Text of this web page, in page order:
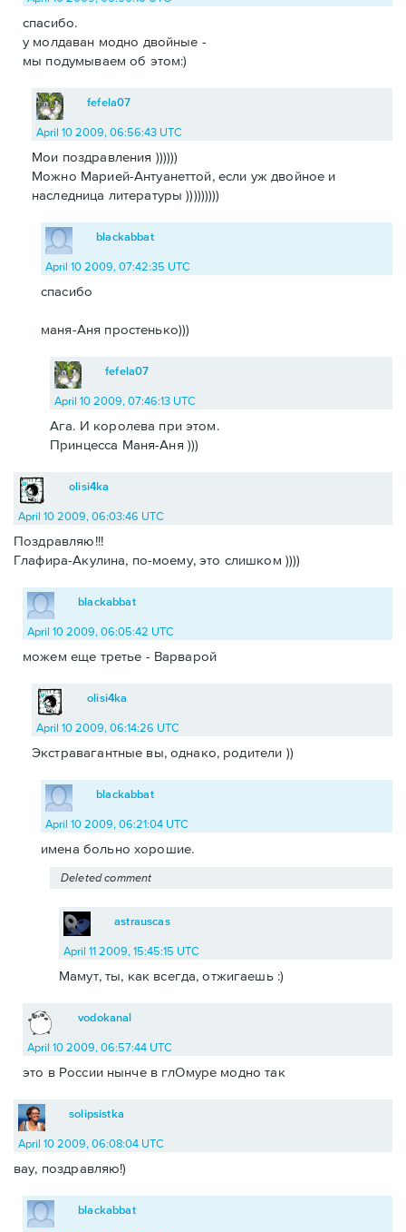
спасибо.
у молдаван модно двойные -
мы подумываем об этом:)
fefela07
April 10 2009, 06:56:43 UTC
Мои поздравления ))))))
Можно Марией-Антуанеттой, если уж двойное и
наследница литературы )))))))))
blackabbat
April 10 2009, 07:42:35 UTC
спасибо
маня-Аня простенько)))
fefela07
April 10 2009, 07:46:13 UTC
Ага. И королева при этом.
Принцесса Маня-Аня )))
olisi4ka
April 10 2009, 06:03:46 UTC
Поздравляю!!!
Глафира-Акулина, по-моему, это слишком ))))
blackabbat
April 10 2009, 06:05:42 UTC
можем еще третье - Варварой
olisi4ka
April 10 2009, 06:14:26 UTC
Экстравагантные вы, однако, родители ))
blackabbat
April 10 2009, 06:21:04 UTC
имена больно хорошие.
Deleted comment
astrauscas
April 11 2009, 15:45:15 UTC
Мамут, ты, как всегда, отжигаешь :)
vodokanal
April 10 2009, 06:57:44 UTC
это в России нынче в глОмуре модно так
solipsistka
April 10 2009, 06:08:04 UTC
вау, поздравляю!)
blackabbat